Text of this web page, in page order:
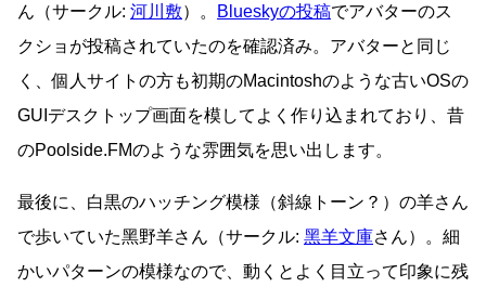
ん（サークル: 河川敷）。 Blueskyの投稿でアバターのス
クショが投稿されていたのを確認済み。アバターと同じ
く、個人サイトの方も初期のMacintoshのような古いOSの
GUIデスクトップ画面を模してよく作り込まれており、昔
のPoolside.FMのような雰囲気を思い出します。
最後に、白黒のハッチング模様（斜線トーン？）の羊さん
で歩いていた黑野羊さん（サークル: 黑羊文庫さん）。細
かいパターンの模様なので、動くとよく目立って印象に残